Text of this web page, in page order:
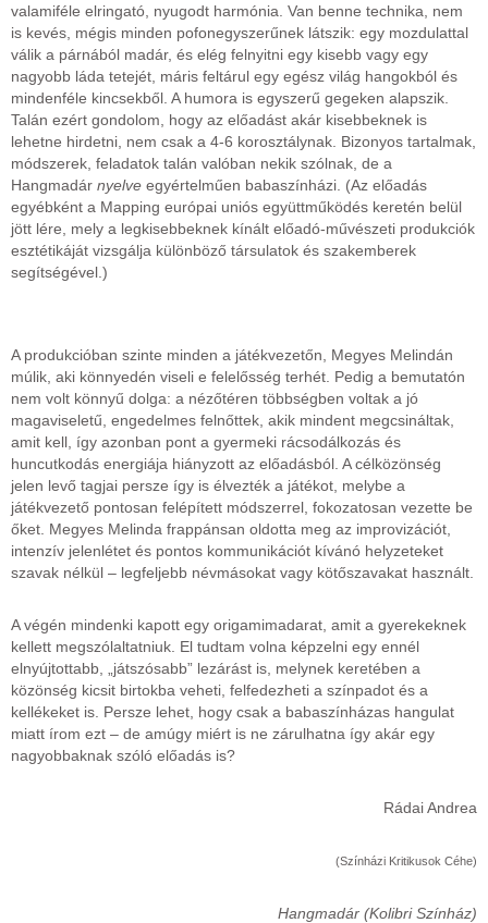
valamiféle elringató, nyugodt harmónia. Van benne technika, nem
is kevés, mégis minden pofonegyszerűnek látszik: egy mozdulattal
válik a párnából madár, és elég felnyitni egy kisebb vagy egy
nagyobb láda tetejét, máris feltárul egy egész világ hangokból és
mindenféle kincsekből. A humora is egyszerű gegeken alapszik.
Talán ezért gondolom, hogy az előadást akár kisebbeknek is
lehetne hirdetni, nem csak a 4-6 korosztálynak. Bizonyos tartalmak,
módszerek, feladatok talán valóban nekik szólnak, de a
Hangmadár nyelve egyértelműen babaszínházi. (Az előadás
egyébként a Mapping európai uniós együttműködés keretén belül
jött lére, mely a legkisebbeknek kínált előadó-művészeti produkciók
esztétikáját vizsgálja különböző társulatok és szakemberek
segítségével.)
A produkcióban szinte minden a játékvezetőn, Megyes Melindán
múlik, aki könnyedén viseli e felelősség terhét. Pedig a bemutatón
nem volt könnyű dolga: a nézőtéren többségben voltak a jó
magaviseletű, engedelmes felnőttek, akik mindent megcsináltak,
amit kell, így azonban pont a gyermeki rácsodálkozás és
huncutkodás energiája hiányzott az előadásból. A célközönség
jelen levő tagjai persze így is élvezték a játékot, melybe a
játékvezető pontosan felépített módszerrel, fokozatosan vezette be
őket. Megyes Melinda frappánsan oldotta meg az improvizációt,
intenzív jelenlétet és pontos kommunikációt kívánó helyzeteket
szavak nélkül – legfeljebb névmásokat vagy kötőszavakat használt.
A végén mindenki kapott egy origamimadarat, amit a gyerekeknek
kellett megszólaltatniuk. El tudtam volna képzelni egy ennél
elnyújtottabb, „játszósabb” lezárást is, melynek keretében a
közönség kicsit birtokba veheti, felfedezheti a színpadot és a
kellékeket is. Persze lehet, hogy csak a babaszínházas hangulat
miatt írom ezt – de amúgy miért is ne zárulhatna így akár egy
nagyobbaknak szóló előadás is?
Rádai Andrea
(Színházi Kritikusok Céhe)
Hangmadár (Kolibri Színház)